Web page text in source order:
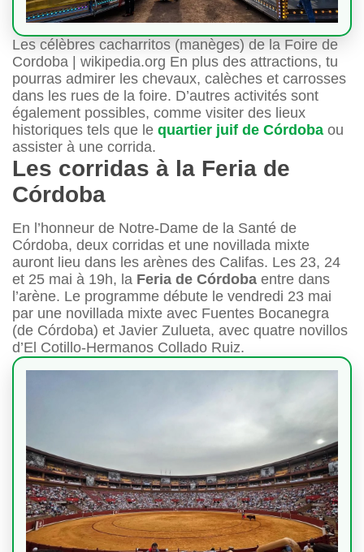
Les célèbres cacharritos (manèges) de la Foire de
Cordoba | wikipedia.org En plus des attractions, tu
pourras admirer les chevaux, calèches et carrosses
dans les rues de la foire. D’autres activités sont
également possibles, comme visiter des lieux
historiques tels que le quartier juif de Córdoba ou
assister à une corrida.
Les corridas à la Feria de
Córdoba
En l’honneur de Notre-Dame de la Santé de
Córdoba, deux corridas et une novillada mixte
auront lieu dans les arènes des Califas. Les 23, 24
et 25 mai à 19h, la Feria de Córdoba entre dans
l’arène. Le programme débute le vendredi 23 mai
par une novillada mixte avec Fuentes Bocanegra
(de Córdoba) et Javier Zulueta, avec quatre novillos
d’El Cotillo-Hermanos Collado Ruiz.